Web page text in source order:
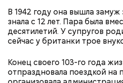
В 1942 году она вышла замуж
знала с 12 лет. Пара была
десятилетий. У супругов
сейчас у британки трое
Конец своего 103-го года
отпраздновала поездкой на
— В дыне содержится много
представлен фруктозой. С
хорошо, потому что дает
помнить, что сладкими
увлекаться, так же как и
сахарным диабетом и